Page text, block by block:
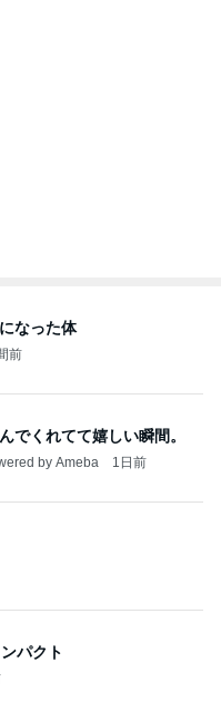
なった体
前
くれてて嬉しい瞬間。
by Ameba 1日前
パクト